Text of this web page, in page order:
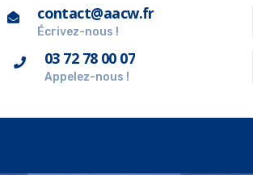
contact@aacw.fr
Écrivez-nous !
03 72 78 00 07
Appelez-nous !